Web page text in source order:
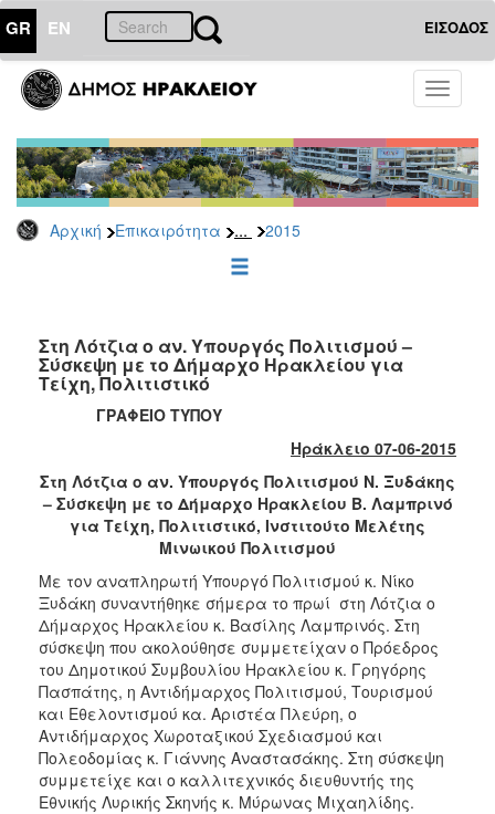
GR EN ΕΙΣΟΔΟΣ
Toggle
Αρχική Επικαιρότητα ... 2015
ΕΠΙΚΑΙΡΟΤΗΤΑ
Τύπου
Αρχείο
2026
2025
2022
2021
2020
2018
2017
2015
2013
2012
2011
2010
2006
Στη Λότζια ο αν. Υπουργός Πολιτισμού –
Σύσκεψη με το Δήμαρχο Ηρακλείου για
Τείχη, Πολιτιστικό
ΓΡΑΦΕΙΟ ΤΥΠΟΥ
Ηράκλειο 07-06-2015
Στη Λότζια ο αν. Υπουργός Πολιτισμού Ν. Ξυδάκης
– Σύσκεψη με το Δήμαρχο Ηρακλείου Β. Λαμπρινό
για Τείχη, Πολιτιστικό, Ινστιτούτο Μελέτης
Μινωικού Πολιτισμού
Με τον αναπληρωτή Υπουργό Πολιτισμού κ. Νίκο
Ξυδάκη συναντήθηκε σήμερα το πρωί στη Λότζια ο
Δήμαρχος Ηρακλείου κ. Βασίλης Λαμπρινός. Στη
σύσκεψη που ακολούθησε συμμετείχαν ο Πρόεδρος
του Δημοτικού Συμβουλίου Ηρακλείου κ. Γρηγόρης
Πασπάτης, η Αντιδήμαρχος Πολιτισμού, Τουρισμού
και Εθελοντισμού κα. Αριστέα Πλεύρη, ο
Αντιδήμαρχος Χωροταξικού Σχεδιασμού και
Πολεοδομίας κ. Γιάννης Αναστασάκης. Στη σύσκεψη
συμμετείχε και ο καλλιτεχνικός διευθυντής της
Εθνικής Λυρικής Σκηνής κ. Μύρωνας Μιχαηλίδης.